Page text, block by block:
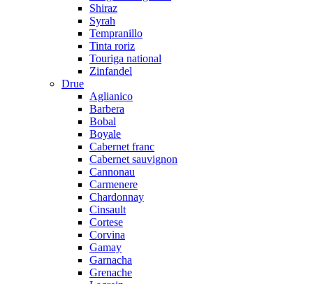
Shiraz
Syrah
Tempranillo
Tinta roriz
Touriga national
Zinfandel
Drue
Aglianico
Barbera
Bobal
Boyale
Cabernet franc
Cabernet sauvignon
Cannonau
Carmenere
Chardonnay
Cinsault
Cortese
Corvina
Gamay
Garnacha
Grenache